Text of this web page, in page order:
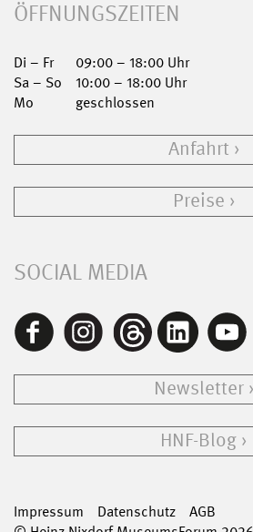
ÖFFNUNGSZEITEN
Di – Fr
09:00 – 18:00 Uhr
Sa – So
10:00 – 18:00 Uhr
Mo
geschlossen
Anfahrt
Preise
SOCIAL MEDIA
Newsletter
HNF-Blog
Impressum Datenschutz
AGB